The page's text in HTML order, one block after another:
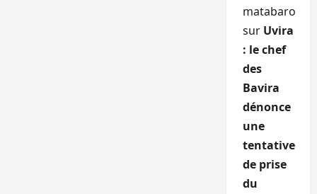
matabaro
sur Uvira
: le chef
des
Bavira
dénonce
une
tentative
de prise
du